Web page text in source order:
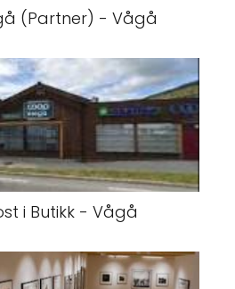
(Partner) - Vågå
i Butikk - Vågå